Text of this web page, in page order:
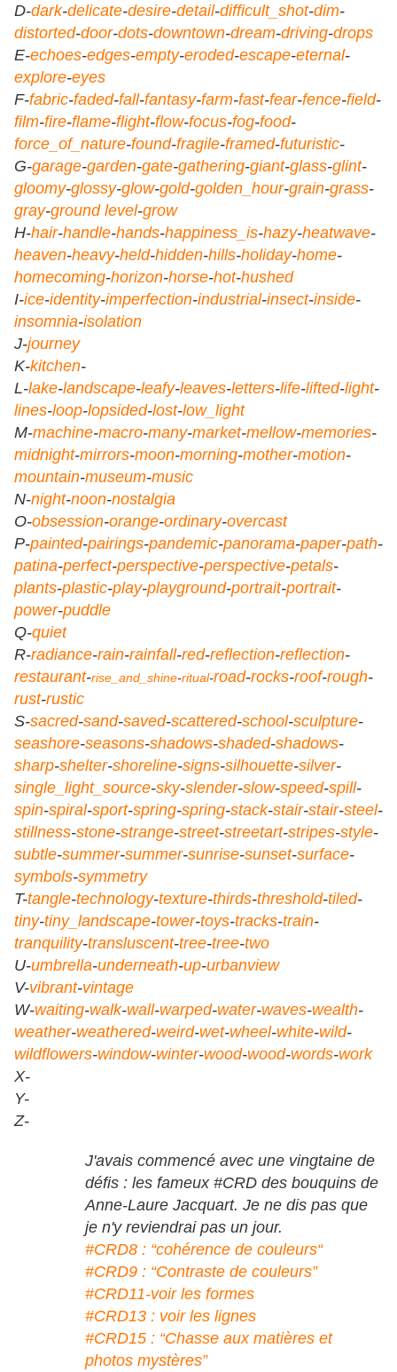
D-dark-delicate-desire-detail-difficult_shot-dim-
distorted-door-dots-downtown-dream-driving-drops
E-echoes-edges-empty-eroded-escape-eternal-
explore-eyes
F-fabric-faded-fall-fantasy-farm-fast-fear-fence-field-
film-fire-flame-flight-flow-focus-fog-food-
force_of_nature-found-fragile-framed-futuristic-
G-garage-garden-gate-gathering-giant-glass-glint-
gloomy-glossy-glow-gold-golden_hour-grain-grass-
gray-ground level-grow
H-hair-handle-hands-happiness_is-hazy-heatwave-
heaven-heavy-held-hidden-hills-holiday-home-
homecoming-horizon-horse-hot-hushed
I-ice-identity-imperfection-industrial-insect-inside-
insomnia-isolation
J-journey
K-kitchen-
L-lake-landscape-leafy-leaves-letters-life-lifted-light-
lines-loop-lopsided-lost-low_light
M-machine-macro-many-market-mellow-memories-
midnight-mirrors-moon-morning-mother-motion-
mountain-museum-music
N-night-noon-nostalgia
O-obsession-orange-ordinary-overcast
P-painted-pairings-pandemic-panorama-paper-path-
patina-perfect-perspective-perspective-petals-
plants-plastic-play-playground-portrait-portrait-
power-puddle
Q-quiet
R-radiance-rain-rainfall-red-reflection-reflection-
restaurant-rise_and_shine-ritual-road-rocks-roof-rough-
rust-rustic
S-sacred-sand-saved-scattered-school-sculpture-
seashore-seasons-shadows-shaded-shadows-
sharp-shelter-shoreline-signs-silhouette-silver-
single_light_source-sky-slender-slow-speed-spill-
spin-spiral-sport-spring-spring-stack-stair-stair-steel-
stillness-stone-strange-street-streetart-stripes-style-
subtle-summer-summer-sunrise-sunset-surface-
symbols-symmetry
T-tangle-technology-texture-thirds-threshold-tiled-
tiny-tiny_landscape-tower-toys-tracks-train-
tranquility-transluscent-tree-tree-two
U-umbrella-underneath-up-urbanview
V-vibrant-vintage
W-waiting-walk-wall-warped-water-waves-wealth-
weather-weathered-weird-wet-wheel-white-wild-
wildflowers-window-winter-wood-wood-words-work
X-
Y-
Z-
J'avais commencé avec une vingtaine de
défis : les fameux #CRD des bouquins de
Anne-Laure Jacquart. Je ne dis pas que
je n'y reviendrai pas un jour.
#CRD8 : “cohérence de couleurs“
#CRD9 : “Contraste de couleurs”
#CRD11-voir les formes
#CRD13 : voir les lignes
#CRD15 : “Chasse aux matières et
photos mystères”